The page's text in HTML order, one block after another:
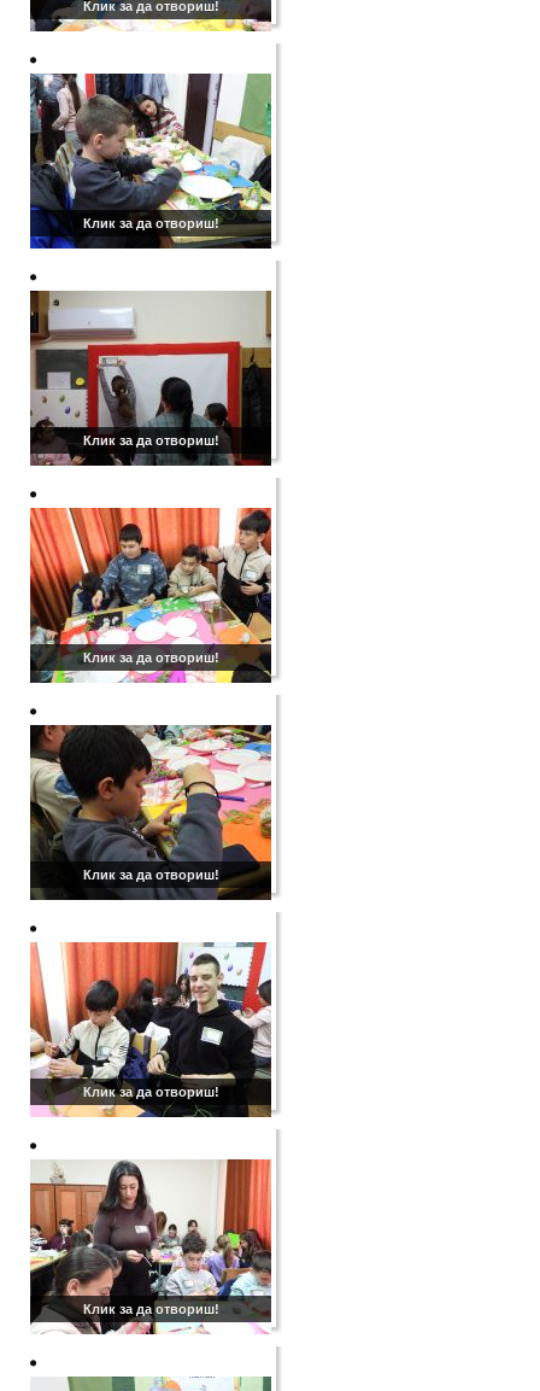
Клик за да отвориш!
Клик за да отвориш!
Клик за да отвориш!
Клик за да отвориш!
Клик за да отвориш!
Клик за да отвориш!
Клик за да отвориш!